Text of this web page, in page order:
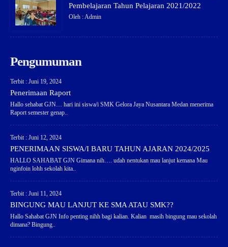
Pembelajaran Tahun Pelajaran 2021/2022
Oleh : Admin
Pengumuman
Terbit : Juni 19, 2024
Penerimaan Raport
Hallo sehabat GJN… hari ini siswa/i SMK Gelora Jaya Nusantara Medan menerima
Raport semester genap..
Terbit : Juni 12, 2024
PENERIMAAN SISWA/I BARU TAHUN AJARAN 2024/2025
HALLO SAHABAT GJN Gimana nih…. udah nentukan mau lanjut kemana Mau
nginfoin lohh sekolah kita..
Terbit : Juni 11, 2024
BINGUNG MAU LANJUT KE SMA ATAU SMK??
Hallo Sahabat GJN Info penting nihh bagi kalian. Kalian masih bingung mau sekolah
dimana? Bingung..